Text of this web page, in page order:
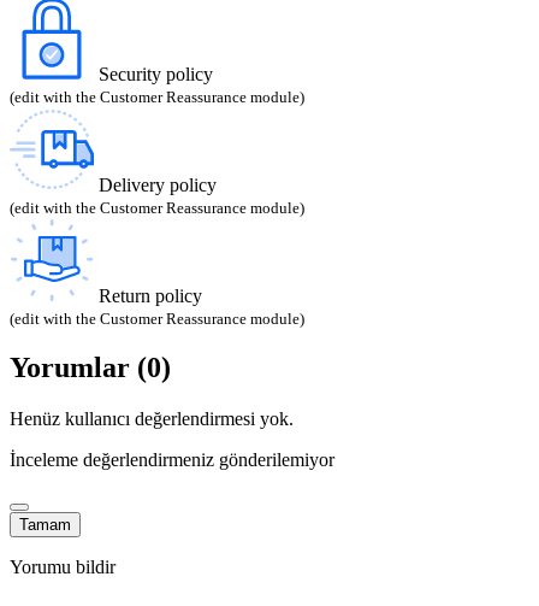
Security policy
(edit with the Customer Reassurance module)
Delivery policy
(edit with the Customer Reassurance module)
Return policy
(edit with the Customer Reassurance module)
Yorumlar (0)
Henüz kullanıcı değerlendirmesi yok.
İnceleme değerlendirmeniz gönderilemiyor
Tamam
Yorumu bildir